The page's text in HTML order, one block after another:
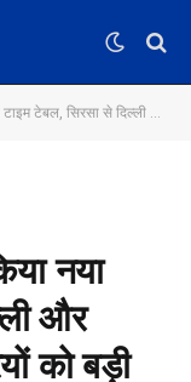
और श्रीगंगानगर रूट के यात्रियों को बड़ी राहत
नया
और
को बड़ी